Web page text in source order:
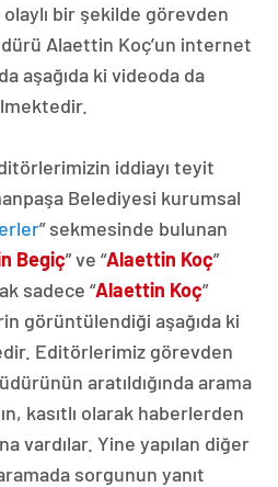
bir şekilde görevden
Alaettin Koç’un internet
aşağıda ki videoda da
iddiayı teyit
Belediyesi kurumsal
” sekmesinde bulunan
Begiç” ve “Alaettin Koç”
sadece “Alaettin Koç”
görüntülendiği aşağıda ki
Editörlerimiz görevden
aratıldığında arama
kasıtlı olarak haberlerden
vardılar. Yine yapılan diğer
sorgunun yanıt